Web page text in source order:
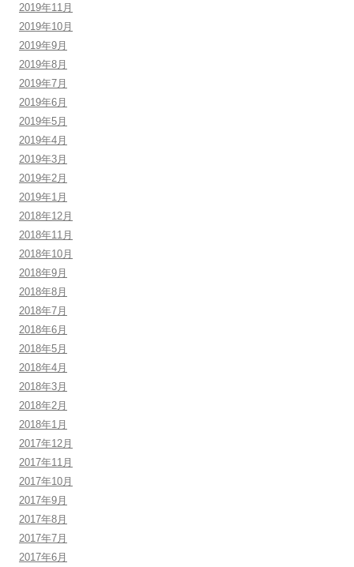
2019年11月
2019年10月
2019年9月
2019年8月
2019年7月
2019年6月
2019年5月
2019年4月
2019年3月
2019年2月
2019年1月
2018年12月
2018年11月
2018年10月
2018年9月
2018年8月
2018年7月
2018年6月
2018年5月
2018年4月
2018年3月
2018年2月
2018年1月
2017年12月
2017年11月
2017年10月
2017年9月
2017年8月
2017年7月
2017年6月